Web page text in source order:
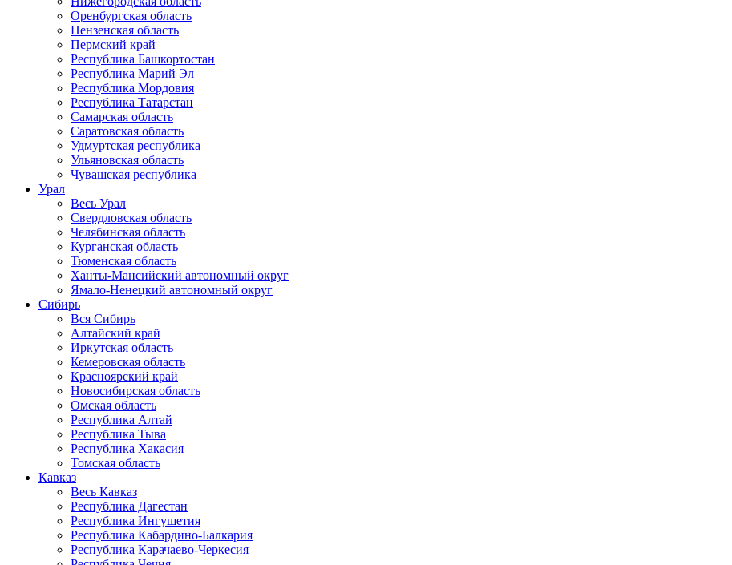
Оренбургская область
Пензенская область
Пермский край
Республика Башкортостан
Республика Марий Эл
Республика Мордовия
Республика Татарстан
Самарская область
Саратовская область
Удмуртская республика
Ульяновская область
Чувашская республика
Урал
Весь Урал
Свердловская область
Челябинская область
Курганская область
Тюменская область
Ханты-Мансийский автономный округ
Ямало-Ненецкий автономный округ
Сибирь
Вся Сибирь
Алтайский край
Иркутская область
Кемеровская область
Красноярский край
Новосибирская область
Омская область
Республика Алтай
Республика Тыва
Республика Хакасия
Томская область
Кавказ
Весь Кавказ
Республика Дагестан
Республика Ингушетия
Республика Кабардино-Балкария
Республика Карачаево-Черкесия